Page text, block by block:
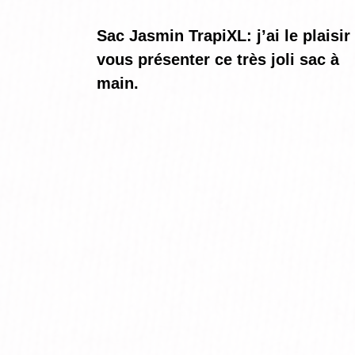
Sac Jasmin TrapiXL: j’ai le plaisir
vous présenter ce très joli sac à
main.